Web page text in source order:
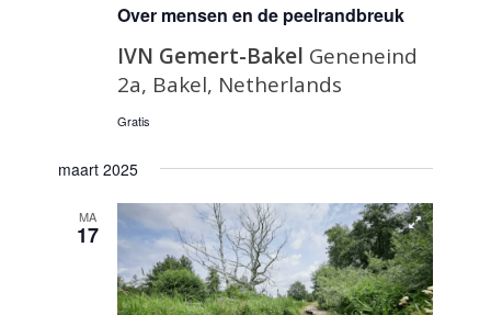
Over mensen en de peelrandbreuk
IVN Gemert-Bakel Geneneind
2a, Bakel, Netherlands
Gratis
maart 2025
MA
17